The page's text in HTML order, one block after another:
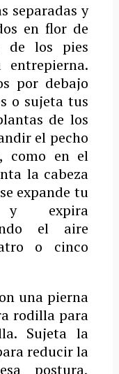
separadas y
en flor de
de los pies
por debajo
o sujeta tus
de los
el pecho
como en el
la cabeza
expande tu
y expira
el aire
o cinco
una pierna
rodilla para
Sujeta la
reducir la
postura,